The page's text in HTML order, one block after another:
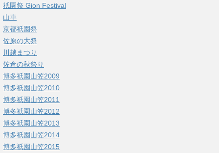
祇園祭 Gion Festival
山車
京都祇園祭
佐原の大祭
川越まつり
佐倉の秋祭り
博多祇園山笠2009
博多祇園山笠2010
博多祇園山笠2011
博多祇園山笠2012
博多祇園山笠2013
博多祇園山笠2014
博多祇園山笠2015